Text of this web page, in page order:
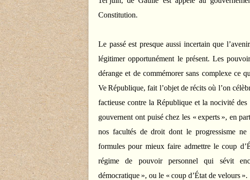
Constitution.
Le passé est presque aussi incertain que
légitimer opportunément le présent. Les
dérange et de commémorer sans complexe ce
Ve République, fait l’objet de récits où l’on
factieuse contre la République et la nocivité
gouvernent ont puisé chez les « experts », en
nos facultés de droit dont le progressisme
formules pour mieux faire admettre le coup
régime de pouvoir personnel qui sévit
démocratique », ou le « coup d’État de velours